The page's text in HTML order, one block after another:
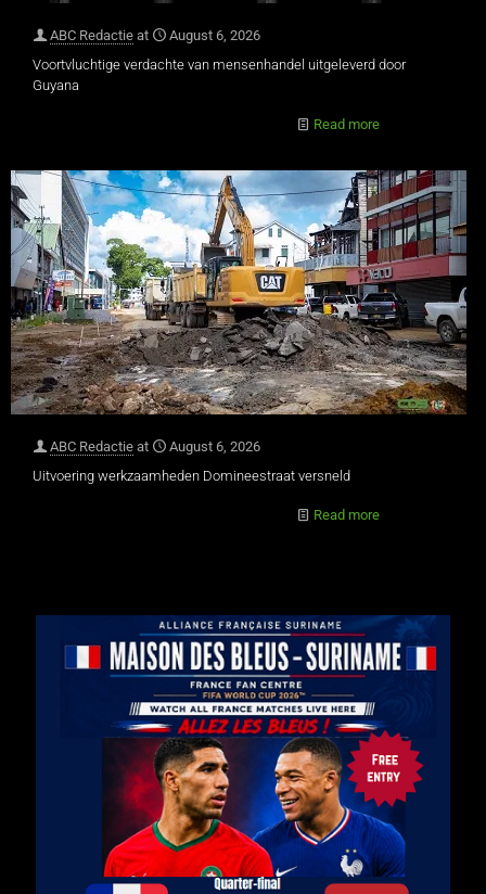
ABC Redactie at
August 6, 2026
Voortvluchtige verdachte van mensenhandel uitgeleverd door
Guyana
Read more
ABC Redactie at
August 6, 2026
Uitvoering werkzaamheden Domineestraat versneld
Read more